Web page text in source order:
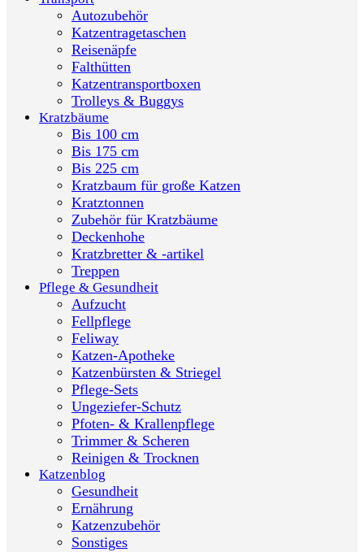
Autozubehör
Katzentragetaschen
Reisenäpfe
Falthütten
Katzentransportboxen
Trolleys & Buggys
Kratzbäume
Bis 100 cm
Bis 175 cm
Bis 225 cm
Kratzbaum für große Katzen
Kratztonnen
Zubehör für Kratzbäume
Deckenhohe
Kratzbretter & -artikel
Treppen
Pflege & Gesundheit
Aufzucht
Fellpflege
Feliway
Katzen-Apotheke
Katzenbürsten & Striegel
Pflege-Sets
Ungeziefer-Schutz
Pfoten- & Krallenpflege
Trimmer & Scheren
Reinigen & Trocknen
Katzenblog
Gesundheit
Ernährung
Katzenzubehör
Sonstiges